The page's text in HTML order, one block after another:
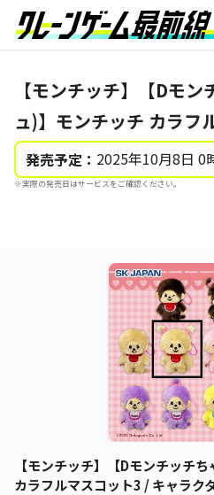
【モンチッチ】【Dモ
ュ)】モンチッチ カラフ
発売予定： 2025年10月8日 0
※実際の発売日はサービスをご確認ください。
【モンチッチ】【Dモンチッチ
カラフルマスコット3 / キャラク